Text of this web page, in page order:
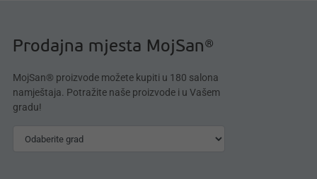
Prodajna mjesta MojSan®
MojSan® proizvode možete kupiti u 180 salona
namještaja. Potražite naše proizvode i u Vašem
gradu!